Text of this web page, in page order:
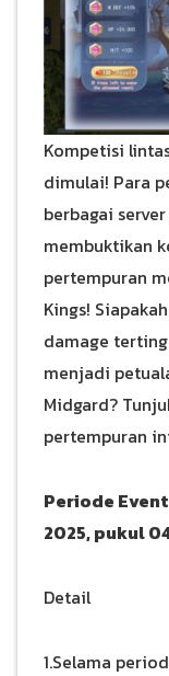
Kompetisi
dimulai! Para
berbagai
membuktikan
pertempuran
Kings!
damage
menjadi
Midgard?
pertempuran
Periode
2025, pukul
Detail
1.Selama